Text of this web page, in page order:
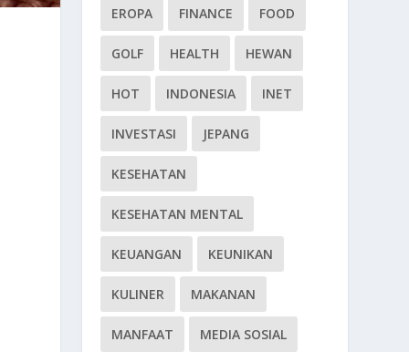
EROPA FINANCE FOOD
GOLF HEALTH HEWAN
HOT INDONESIA INET
INVESTASI JEPANG
KESEHATAN
KESEHATAN MENTAL
KEUANGAN KEUNIKAN
KULINER MAKANAN
MANFAAT MEDIA SOSIAL